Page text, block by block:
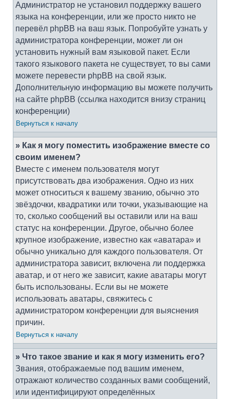
Администратор не установил поддержку вашего
языка на конференции, или же просто никто не
перевёл phpBB на ваш язык. Попробуйте узнать у
администратора конференции, может ли он
установить нужный вам языковой пакет. Если
такого языкового пакета не существует, то вы сами
можете перевести phpBB на свой язык.
Дополнительную информацию вы можете получить
на сайте phpBB (ссылка находится внизу страниц
конференции)
Вернуться к началу
» Как я могу поместить изображение вместе со
своим именем?
Вместе с именем пользователя могут
присутствовать два изображения. Одно из них
может относиться к вашему званию, обычно это
звёздочки, квадратики или точки, указывающие на
то, сколько сообщений вы оставили или на ваш
статус на конференции. Другое, обычно более
крупное изображение, известно как «аватара» и
обычно уникально для каждого пользователя. От
администратора зависит, включена ли поддержка
аватар, и от него же зависит, какие аватары могут
быть использованы. Если вы не можете
использовать аватары, свяжитесь с
администратором конференции для выяснения
причин.
Вернуться к началу
» Что такое звание и как я могу изменить его?
Звания, отображаемые под вашим именем,
отражают количество созданных вами сообщений,
или идентифицируют определённых